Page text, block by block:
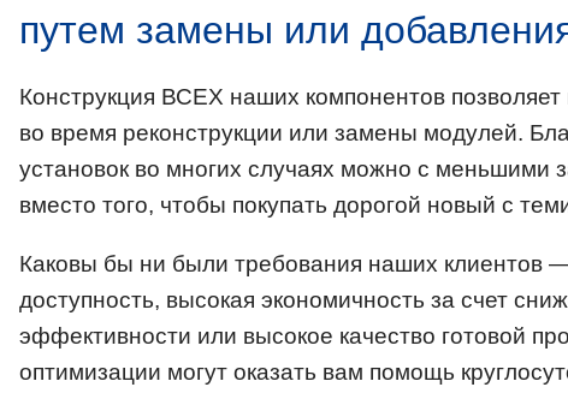
путем замены или
Конструкция ВСЕХ наших компонентов
во время реконструкции или замены модулей.
установок во многих случаях можно с
вместо того, чтобы покупать дорогой новый с
Каковы бы ни были требования наших клиентов
доступность, высокая экономичность за счет
эффективности или высокое качество готовой
оптимизации могут оказать вам помощь